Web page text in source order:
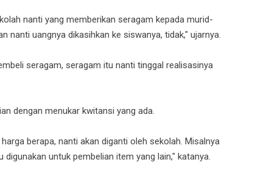
nanti yang memberikan seragam kepada murid-
nanti uangnya dikasihkan ke siswanya, tidak," ujarnya.
seragam, seragam itu nanti tinggal realisasinya
dengan menukar kwitansi yang ada.
berapa, nanti akan diganti oleh sekolah. Misalnya
untuk pembelian item yang lain," katanya.